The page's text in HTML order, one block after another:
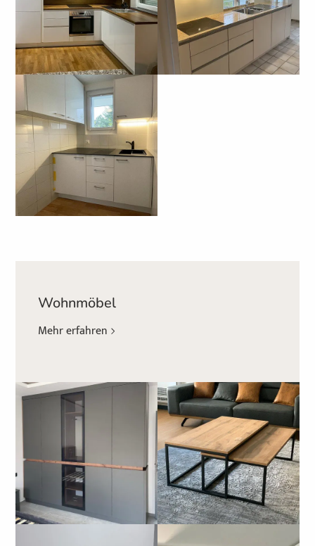
Wohnmöbel
Mehr erfahren